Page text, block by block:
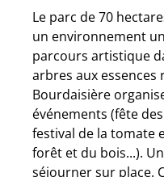
Le parc de 70
un environnement
parcours artistique
arbres aux essences
Bourdaisière
événements (fête
festival de la tomate
forêt et du bois...).
séjourner sur place.